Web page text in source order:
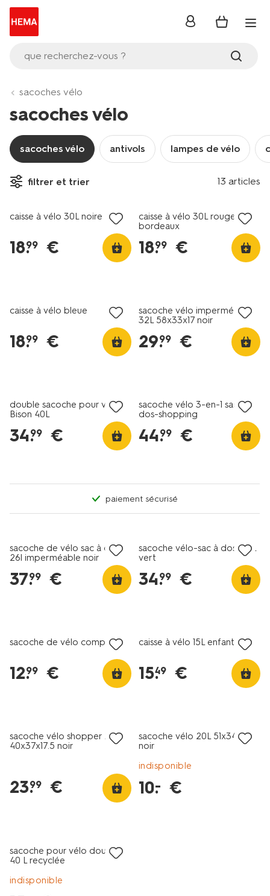
que recherchez-vous ?
se
sacoches vélo
sacoches vélo
sacoches vélo antivols lampes de vélo
filtrer et trier 13 articles
caisse à vélo 30L noire
18.
99 €
caisse à vélo 30L rouge
bordeaux
18.
99 €
caisse à vélo bleue
18.
99 €
sacoche vélo imperméable
32L 58x33x17 noir
29.
99 €
double sacoche pour vélo
Bison 40L
34.
99 €
sacoche vélo 3-en-1 sac à
dos-shopping
44.
99 €
paiement sécurisé
sacoche de vélo sac à dos
26l imperméable noir
37.
99 €
sacoche vélo-sac à dos 26 L
vert
34.
99 €
sacoche de vélo compacte
12.
99 €
caisse à vélo 15L enfant
15.
49 €
sacoche vélo shopper 25L
40x37x17.5 noir
23.
99 €
sacoche vélo 20L 51x34x12
noir
indisponible
10.
– €
sacoche pour vélo double
40 L recyclée
indisponible